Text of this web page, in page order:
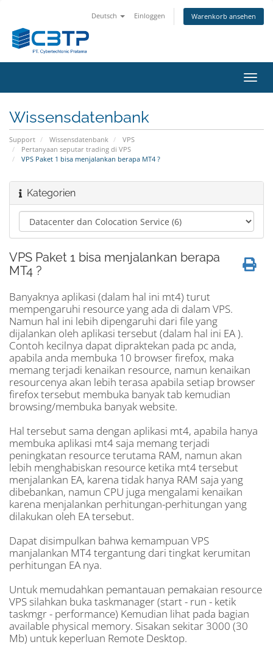
Deutsch Einloggen Warenkorb ansehen
ein-/
Wissensdatenbank
Support Wissensdatenbank
VPS
Pertanyaan seputar trading di VPS
VPS Paket 1 bisa menjalankan berapa MT4 ?
Kategorien
VPS Paket 1 bisa menjalankan berapa
MT4 ?
Banyaknya aplikasi (dalam hal ini mt4) turut
mempengaruhi resource yang ada di dalam VPS.
Namun hal ini lebih dipengaruhi dari file yang
dijalankan oleh aplikasi tersebut (dalam hal ini EA ).
Contoh kecilnya dapat dipraktekan pada pc anda,
apabila anda membuka 10 browser firefox, maka
memang terjadi kenaikan resource, namun kenaikan
resourcenya akan lebih terasa apabila setiap browser
firefox tersebut membuka banyak tab kemudian
browsing/membuka banyak website.
Hal tersebut sama dengan aplikasi mt4, apabila hanya
membuka aplikasi mt4 saja memang terjadi
peningkatan resource terutama RAM, namun akan
lebih menghabiskan resource ketika mt4 tersebut
menjalankan EA, karena tidak hanya RAM saja yang
dibebankan, namun CPU juga mengalami kenaikan
karena menjalankan perhitungan-perhitungan yang
dilakukan oleh EA tersebut.
Dapat disimpulkan bahwa kemampuan VPS
manjalankan MT4 tergantung dari tingkat kerumitan
perhitungan EA nya.
Untuk memudahkan pemantauan pemakaian resource
VPS silahkan buka taskmanager (start - run - ketik
taskmgr - performance) Kemudian lihat pada bagian
available physical memory. Sisakan sekitar 3000 (30
Mb) untuk keperluan Remote Desktop.